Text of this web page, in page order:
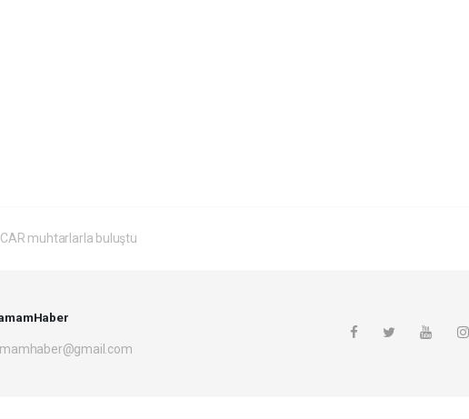
muhtarlarla buluştu